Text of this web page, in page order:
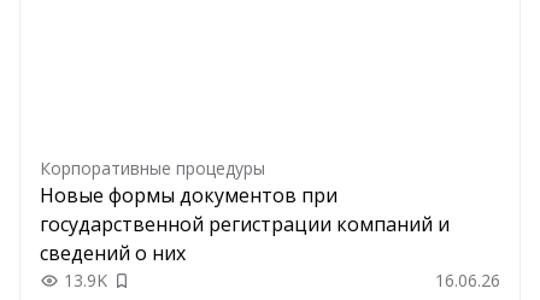
Корпоративные процедуры
Новые формы документов при
государственной регистрации компаний и
сведений о них
13.9K Добавить в закладки 16.06.26